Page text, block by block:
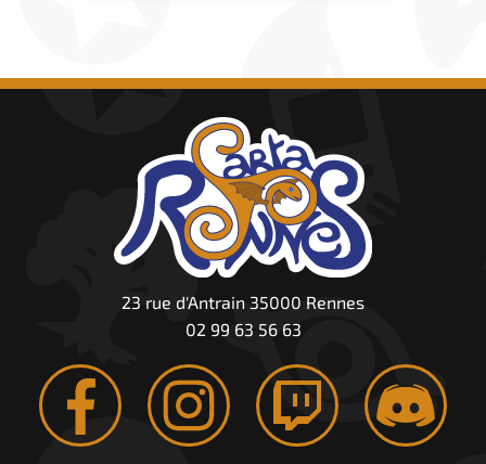
23 rue d'Antrain 35000 Rennes
02 99 63 56 63